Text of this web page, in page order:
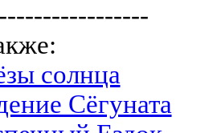
солнца
Сёгуната